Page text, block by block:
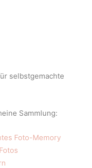
selbstgemachte
Sammlung:
Foto-Memory